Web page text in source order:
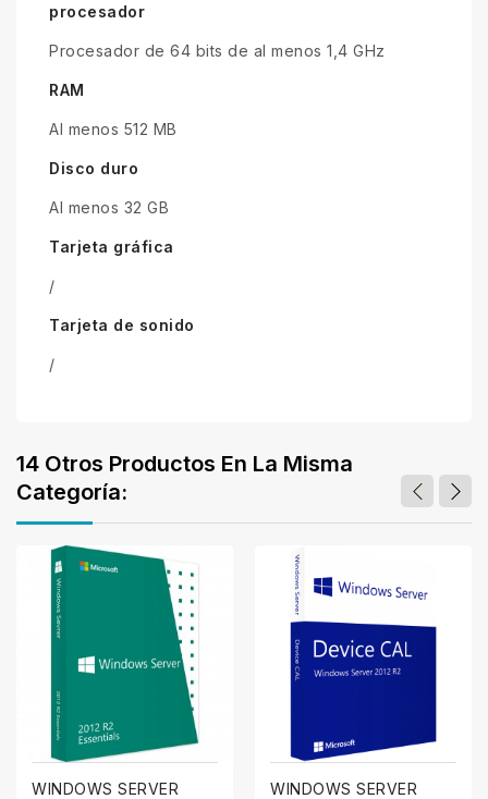
procesador
Procesador de 64 bits de al menos 1,4 GHz
RAM
Al menos 512 MB
Disco duro
Al menos 32 GB
Tarjeta gráfica
/
Tarjeta de sonido
/
14 Otros Productos En La Misma
Categoría:
WINDOWS SERVER
WINDOWS SERVER